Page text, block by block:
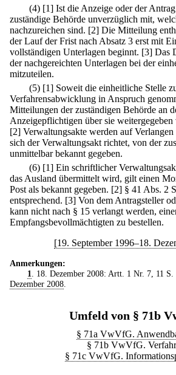
(4) [1] Ist die Anzeige oder der
zuständige Behörde unverzüglich mit,
nachzureichen sind. [2] Die Mitteilung
der Lauf der Frist nach Absatz 3 erst mit
vollständigen Unterlagen beginnt. [3] Das
der nachgereichten Unterlagen bei der
mitzuteilen.
(5) [1] Soweit die einheitliche Stelle
Verfahrensabwicklung in Anspruch
Mitteilungen der zuständigen Behörde an
Anzeigepflichtigen über sie weitergegeben
[2] Verwaltungsakte werden auf Verlangen
sich der Verwaltungsakt richtet, von der
unmittelbar bekannt gegeben.
(6) [1] Ein schriftlicher
das Ausland übermittelt wird, gilt einen
Post als bekannt gegeben. [2] § 41 Abs. 2
entsprechend. [3] Von dem Antragsteller
kann nicht nach § 15 verlangt werden,
Empfangsbevollmächtigten zu bestellen.
[19. September 1996–18.
Anmerkungen:
1. 18. Dezember 2008: Artt. 1 Nr. 7, 11 S.
Dezember 2008.
Umfeld von § 71b
§ 71a VwVfG.
§ 71b VwVfG.
§ 71c VwVfG.